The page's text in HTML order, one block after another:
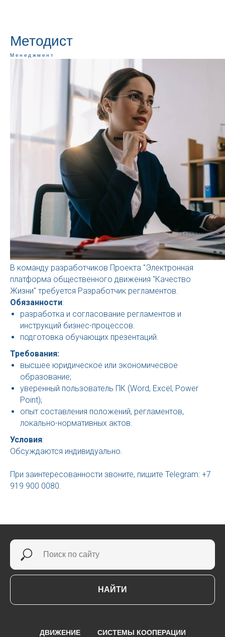
Методист
Менеджмент
В команду разработчиков Проекта "Электронная
платформа общественного движения "Качество
Жизни" требуется Разработчик регламентов.
Обязанности:
разработка и согласование регламентов и
инструкций бизнес-процессов.
подготовка обучающих презентаций.
Требования:
высшее юридическое или экономичесвое
образование;
уверенный пользователь ПК (Word, Excel, Power
Point);
опыт составления положений, регламентов,
локально-нормативных актов.
Условия:
Обсуждаются индивидуально.
При заинтересованности звоните, пишите Telegram: +7
919 900 0080.
НАЙТИ
ДВИЖЕНИЕ СИСТЕМЫ КООПЕРАЦИИ